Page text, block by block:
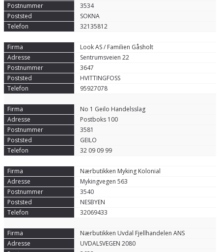
3534
SOKNA
32135812
Look AS / Familien Gåsholt
Sentrumsveien 22
3647
HVITTINGFOSS
95927078
No 1 Geilo Handelsslag
Postboks 100
3581
GEILO
32 09 09 99
Nærbutikken Myking Kolonial
Mykingvegen 563
3540
NESBYEN
32069433
Nærbutikken Uvdal Fjellhandelen ANS
UVDALSVEGEN 2080